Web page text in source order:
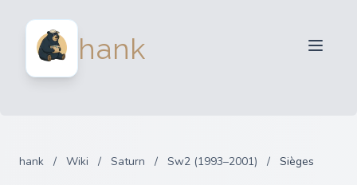
hank
Connexion
hank / Wiki / Saturn / Sw2 (1993–2001) / Sièges